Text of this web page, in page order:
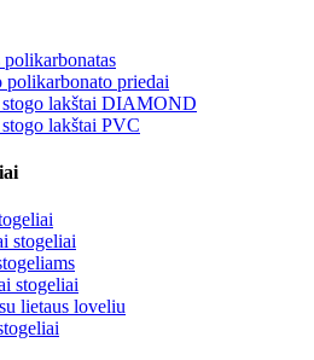
priedai
lakštai DIAMOND
lakštai PVC
stogeliai
stogeliai
lietaus loveliu